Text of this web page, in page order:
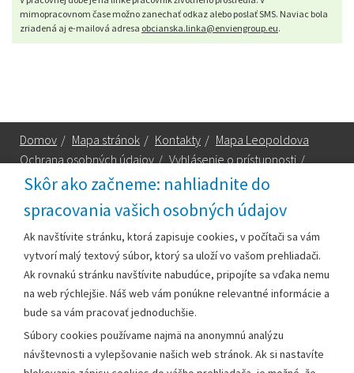
Skôr ako začneme: nahliadnite do
spracovania vašich osobných údajov
Ak navštívite stránku, ktorá zapisuje cookies, v počítači sa vám
vytvorí malý textový súbor, ktorý sa uloží vo vašom prehliadači.
Ak rovnakú stránku navštívite nabudúce, pripojíte sa vďaka nemu
na web rýchlejšie. Náš web vám ponúkne relevantné informácie a
bude sa vám pracovať jednoduchšie.
Súbory cookies používame najmä na anonymnú analýzu
návštevnosti a vylepšovanie našich web stránok. Ak si nastavíte
mimopracovnom čase možno zanechať odkaz alebo poslať SMS. Naviac bola
zriadená aj e-mailová adresa obcianska.linka@enviengroup.eu.
Domov / Mapa stránok / Kontakty / Mapa Leopoldova
Ochrana osobných údajov / Vyhlásenie o prístupnosti /
Technická podpora
Mestský úrad Leopoldov
Hlohovská cesta 1818/2A
920 41 Leopoldov
Kontakt: